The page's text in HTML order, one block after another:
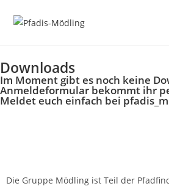
Downloads
Im Moment gibt es noch keine
Anmeldeformular bekommt ihr
Meldet euch einfach bei
Die Gruppe Mödling ist Teil der